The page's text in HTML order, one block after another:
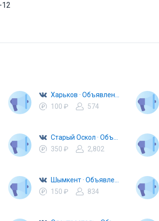
100 ₽
574
350 ₽
2,802
150 ₽
834